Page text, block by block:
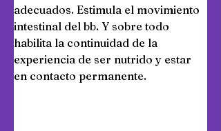
adecuados. Estimula el movimiento
intestinal del bb. Y sobre todo
habilita la continuidad de la
experiencia de ser nutrido y estar
en contacto permanente.